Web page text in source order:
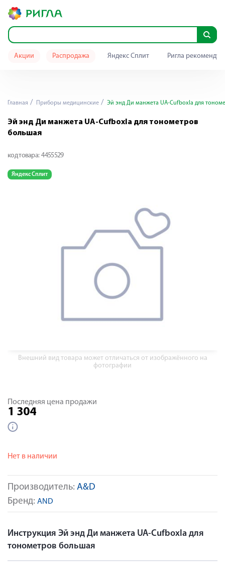
Акции Распродажа Яндекс Сплит Ригла
Главная Приборы медицинские Эй энд Ди манжета UA-Cufboxla для
Эй энд Ди манжета UA-Cufboxla для тонометров
большая
код товара: 4455529
Яндекс Сплит
Внешний вид товара может отличаться от изображённого на
фотографии
Производитель: A&D
Бренд: AND
Последняя цена продажи
1 304
Нет в наличии
Инструкция Эй энд Ди манжета UA-Cufboxla для
тонометров большая